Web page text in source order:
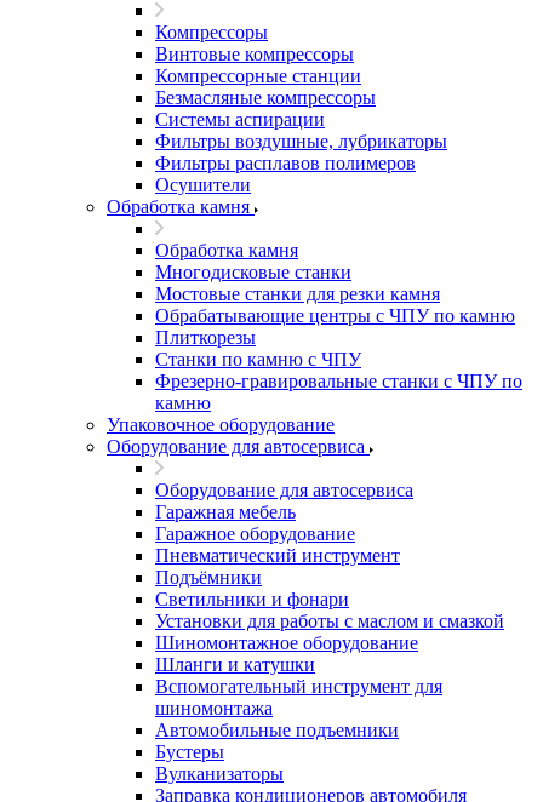
Компрессоры
Винтовые компрессоры
Компрессорные станции
Безмасляные компрессоры
Системы аспирации
Фильтры воздушные, лубрикаторы
Фильтры расплавов полимеров
Осушители
Обработка камня
Обработка камня
Многодисковые станки
Мостовые станки для резки камня
Обрабатывающие центры с ЧПУ по камню
Плиткорезы
Станки по камню с ЧПУ
Фрезерно-гравировальные станки с ЧПУ по
камню
Упаковочное оборудование
Оборудование для автосервиса
Оборудование для автосервиса
Гаражная мебель
Гаражное оборудование
Пневматический инструмент
Подъёмники
Светильники и фонари
Установки для работы с маслом и смазкой
Шиномонтажное оборудование
Шланги и катушки
Вспомогательный инструмент для
шиномонтажа
Автомобильные подъемники
Бустеры
Вулканизаторы
Заправка кондиционеров автомобиля